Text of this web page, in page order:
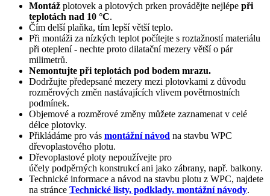
Montáž plotovek a plotových prken provádějte nejlépe při
teplotách nad 10 °C.
Čím delší plaňka, tím lepší větší teplo.
Při montáži za nízkých teplot počítejte s roztažností materiálu
při oteplení - nechte proto dilatační mezery větší o pár
milimetrů.
Nemontujte při teplotách pod bodem mrazu.
Dodržujte předepsané mezery mezi plotovkami z důvodu
rozměrových změn nastávajících vlivem povětrnostních
podmínek.
Objemové a rozměrové změny můžete zaznamenat v celé
délce plotovky.
Přikládáme pro vás montážní návod na stavbu WPC
dřevoplastového plotu.
Dřevoplastové ploty nepoužívejte pro
účely podpěrných konstrukcí ani jako zábrany, např. balkony.
Technické informace a návod na stavbu plotu z WPC, najdete
na stránce Technické listy, podklady, montážní návody.